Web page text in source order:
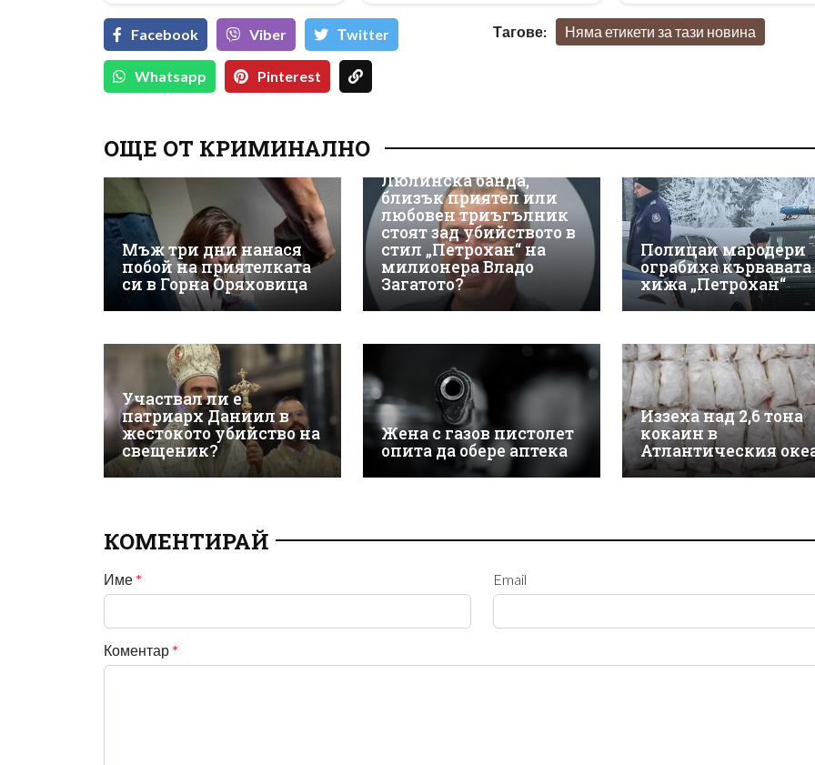
Facebook Viber Тwitter
Whatsapp Pinterest
Тагове: Няма етикети за тази новина
ОЩЕ ОТ КРИМИНАЛНО
Мъж три дни нанася
побой на приятелката
си в Горна Оряховица
Люлинска банда,
близък приятел или
любовен триъгълник
стоят зад убийството в
стил „Петрохан“ на
милионера Владо
Загатото?
Полицаи мародери
ограбиха кървавата
хижа „Петрохан“
Участвал ли е
патриарх Даниил в
жестокото убийство на
свещеник?
Жена с газов пистолет
опита да обере аптека
Иззеха над 2,6 тона
кокаин в
Атлантическия
КОМЕНТИРАЙ
Име * Email
Коментар *